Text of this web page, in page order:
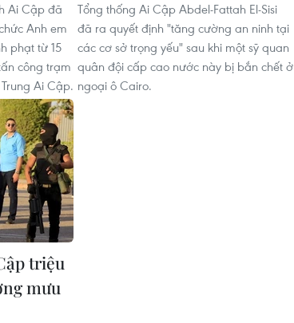
Ai Cập đã
Anh em
phạt từ 15
công trạm
Ai Cập.
Tổng thống Ai Cập Abdel-Fattah El-Sisi
đã ra quyết định "tăng cường an ninh tại
các cơ sở trọng yếu" sau khi một sỹ quan
quân đội cấp cao nước này bị bắn chết ở
ngoại ô Cairo.
triệu
mưu